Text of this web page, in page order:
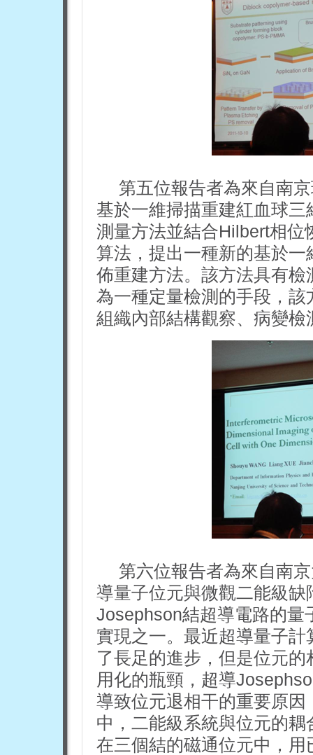
第五位報告者為來自南
基於一維掃描重建紅血球
測量方法並結合Hilbert相位
算法，提出一種新的基於
佈重建方法。該方法具有
為一種定量檢測的手段，
組織內部結構觀察、病變
第六位報告者為來自南
導量子位元與微觀二能級
Josephson結超導電路的量
實現之一。最近超導量子
了長足的進步，但是位元
用化的瓶頸，超導
導致位元退相干的重要原
中，二能級系統與位元的
在三個結的磁通位元中，